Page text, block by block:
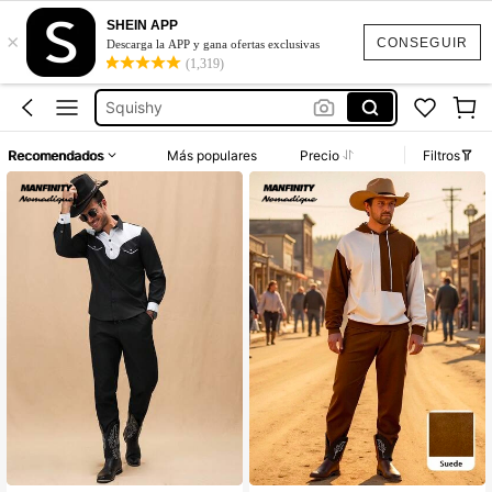
CONSEGUIR
×
SHEIN APP
Descarga la APP y gana ofertas exclusivas
(1,319)
Jeans Mujer
Squishies
Squishy
Poleras Mujer
Jeans Mujer
Squishies
Recomendados Más populares Precio Filtros